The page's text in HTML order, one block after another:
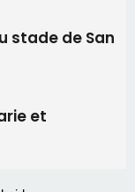
à Cruculi le